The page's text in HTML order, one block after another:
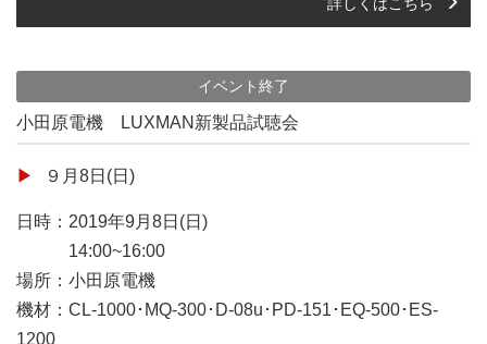
イベント終了
小田原電機 LUXMAN新製品試聴会
９月8日(日)
日時：2019年9月8日(日)
14:00~16:00
場所：小田原電機
機材：CL-1000･MQ-300･D-08u･PD-151･EQ-500･ES-
1200